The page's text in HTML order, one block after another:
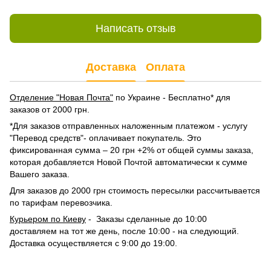
Написать отзыв
Доставка Оплата
Отделение "Новая Почта" по Украине - Бесплатно* для
заказов от 2000 грн.
*Для заказов отправленных наложенным платежом - услугу
"Перевод средств"- оплачивает покупатель. Это
фиксированная сумма – 20 грн +2% от общей суммы заказа,
которая добавляется Новой Почтой автоматически к сумме
Вашего заказа.
Для заказов до 2000 грн стоимость пересылки рассчитывается
по тарифам перевозчика.
Курьером по Киеву - Заказы сделанные до 10:00
доставляем на тот же день, после 10:00 - на следующий.
Доставка осуществляется с 9:00 до 19:00.